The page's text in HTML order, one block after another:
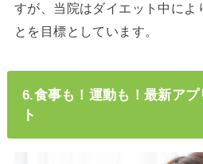
すが、当院はダイエット中によ
とを目標としています。
6.食事も！運動も！最新ア
ト